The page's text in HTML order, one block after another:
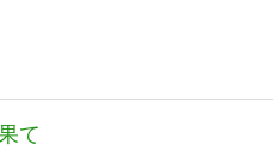
て